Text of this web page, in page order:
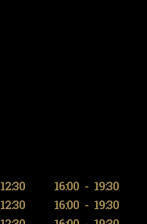
12:30 16:00 - 19:30
12:30 16:00 - 19:30